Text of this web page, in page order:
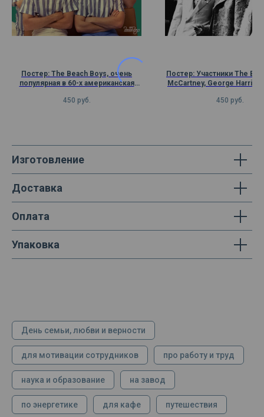
Постер: Тhe Beach Boys, очень
популярная в 60-х американская
450 руб.
Постер: Участники The
McCartney, George
450 руб.
Изготовление
Доставка
Оплата
Упаковка
День семьи, любви и верности
для мотивации сотрудников про работу и труд
наука и образование на завод
по энергетике для кафе путешествия